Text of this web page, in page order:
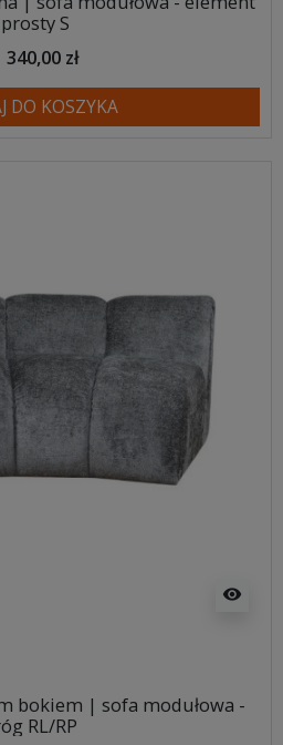
prosty S
340,00 zł
DO KOSZYKA
visibility
bokiem | sofa modułowa -
RL/RP